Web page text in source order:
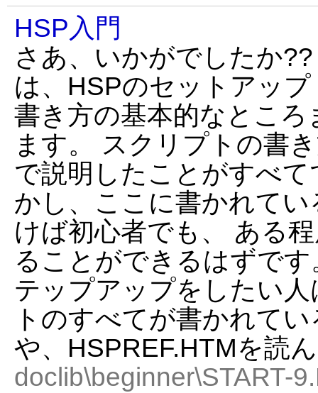
HSP入門
さあ、いかがでしたか
は、HSPのセットアッ
書き方の基本的なとこ
ます。 スクリプトの書
で説明したことがすべ
かし、ここに書かれて
けば初心者でも、 ある
ることができるはずで
テップアップをしたい
トのすべてが書かれて
や、HSPREF.HTMを読
doclib\beginner\START-